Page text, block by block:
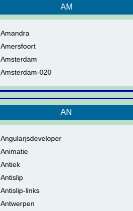
AM
Amandra
Amersfoort
Amsterdam
Amsterdam-020
AN
Angularjsdeveloper
Animatie
Antiek
Antislip
Antislip-links
Antwerpen